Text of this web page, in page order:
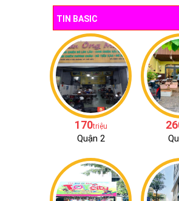
TIN BASIC
170triệu
Quận 2